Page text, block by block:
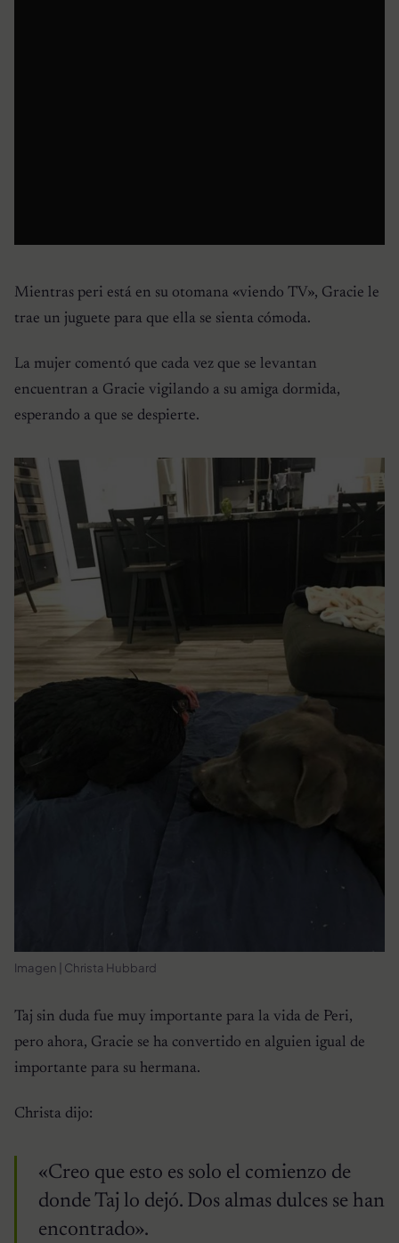
Mientras peri está en su otomana «viendo TV», Gracie le
trae un juguete para que ella se sienta cómoda.
La mujer comentó que cada vez que se levantan
encuentran a Gracie vigilando a su amiga dormida,
esperando a que se despierte.
Imagen | Christa Hubbard
Taj sin duda fue muy importante para la vida de Peri,
pero ahora, Gracie se ha convertido en alguien igual de
importante para su hermana.
Christa dijo:
«Creo que esto es solo el comienzo de
donde Taj lo dejó. Dos almas dulces se han
encontrado».